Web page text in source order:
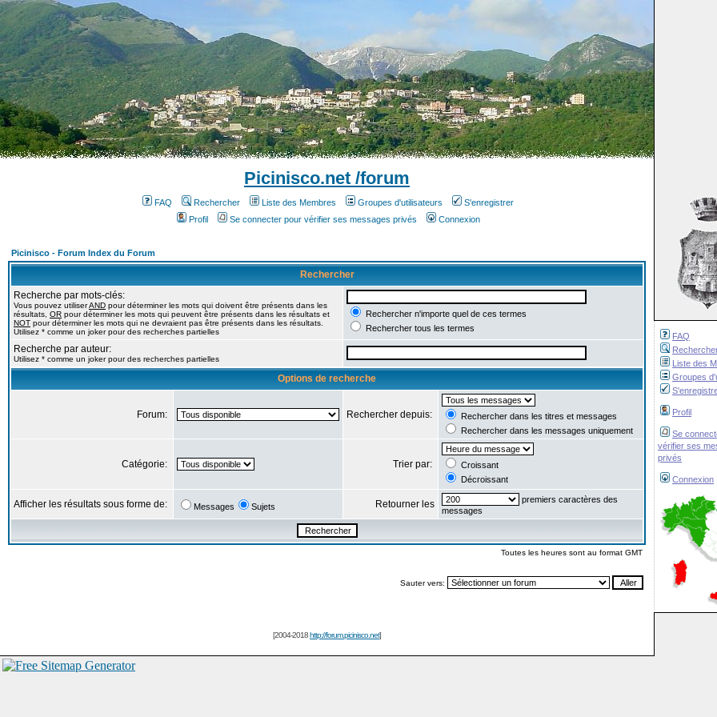
FAQ
Liste des
Groupes
Profil
Se
vérifier ses
privés
Connexion
Picinisco.net /forum
FAQ Rechercher Liste des Membres Groupes d'utilisateurs
S'enregistrer
Profil
Se connecter pour vérifier ses messages privés Connexion
Picinisco - Forum Index du Forum
Rechercher
Recherche par mots-clés:
Vous pouvez utiliserAND pour déterminer les mots qui doivent être présents dans les
résultats, OR pour déterminer les mots qui peuvent être présents dans les résultats et
NOT pour déterminer les mots qui ne devraient pas être présents dans les résultats.
Utilisez * comme un joker pour des recherches partielles
Rechercher n'importe quel de ces termes
Rechercher tous les termes
Recherche par auteur:
Utilisez * comme un joker pour des recherches partielles
Options de recherche
Forum: Rechercher depuis:
Rechercher dans les titres et messages
Rechercher dans les messages uniquement
Catégorie: Trier par:
Croissant
Décroissant
Afficher les résultats sous forme de: Messages Sujets Retourner les
premiers caractères des
messages
Toutes les heures sont au format GMT
Sauter vers:
[2004-2018http://forum.picinisco.net]